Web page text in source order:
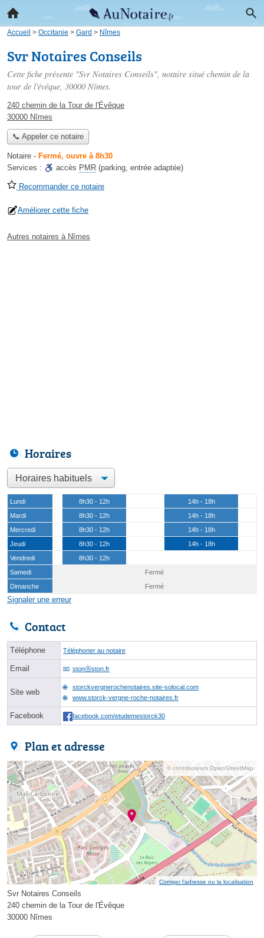
Accueil > Occitanie > Gard > Nîmes
Svr Notaires Conseils
Cette fiche présente "Svr Notaires Conseils", notaire situé chemin de la
tour de l'évêque, 30000 Nîmes.
240 chemin de la Tour de l'Évêque
30000 Nîmes
📞 Appeler ce notaire
Notaire - Fermé, ouvre à 8h30
Services :
accès PMR (parking, entrée adaptée)
Recommander ce notaire
Améliorer cette fiche
Autres notaires à Nîmes
Horaires
Lundi 8h30 - 12h
14h - 18h
Mardi
8h30 - 12h
14h - 18h
Mercredi
8h30 - 12h
14h - 18h
Jeudi
8h30 - 12h
14h - 18h
Vendredi
8h30 - 12h
Samedi
Fermé
Dimanche
Fermé
Signaler une erreur
Contact
Téléphone Téléphoner au notaire
Email stonⓐston.fr
Site web
storckvergnerochenotaires.site-solocal.com
www.storck-vergne-roche-notaires.fr
Facebook facebook.com/etudemestorck30
Plan et adresse
© contributeurs OpenStreetMap
Corriger l’adresse ou la localisation
Svr Notaires Conseils
240 chemin de la Tour de l'Évêque
30000 Nîmes